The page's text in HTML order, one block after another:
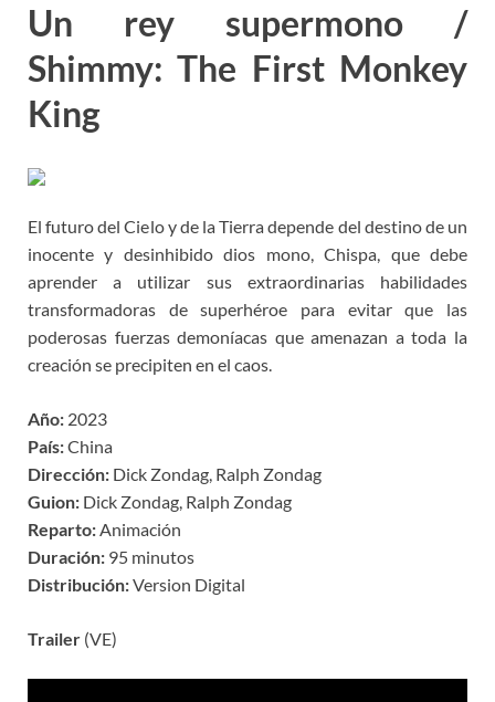
Un rey supermono /
Shimmy: The First Monkey
King
El futuro del Cielo y de la Tierra depende del destino de un
inocente y desinhibido dios mono, Chispa, que debe
aprender a utilizar sus extraordinarias habilidades
transformadoras de superhéroe para evitar que las
poderosas fuerzas demoníacas que amenazan a toda la
creación se precipiten en el caos.
Año: 2023
País:China
Dirección: Dick Zondag, Ralph Zondag
Guion: Dick Zondag, Ralph Zondag
Reparto:Animación
Duración: 95 minutos
Distribución:Version Digital
Trailer (VE)